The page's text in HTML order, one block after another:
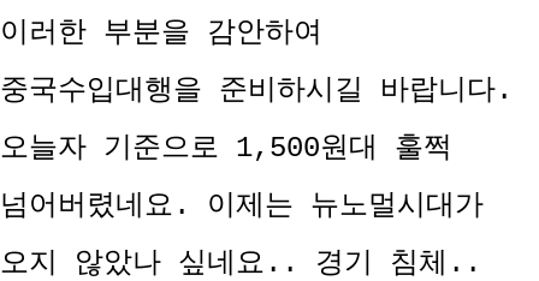
이러한 부분을 감안하여
중국수입대행을 준비하시길 바랍니다.
오늘자 기준으로 1,500원대 훌쩍
넘어버렸네요. 이제는 뉴노멀시대가
오지 않았나 싶네요.. 경기 침체..